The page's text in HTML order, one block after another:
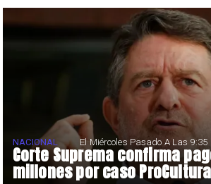
Corte Suprema confirma
millones por caso ProCultura
NACIONAL El Miércoles Pasado A Las 9:35